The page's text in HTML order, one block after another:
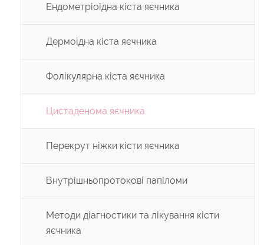
Ендометріоїдна кіста яєчника
Дермоїдна кіста яєчника
Фолікулярна кіста яєчника
Цистаденома яєчника
Перекрут ніжки кісти яєчника
Внутрішньопротокові папіломи
Методи діагностики та лікування кісти
яєчника